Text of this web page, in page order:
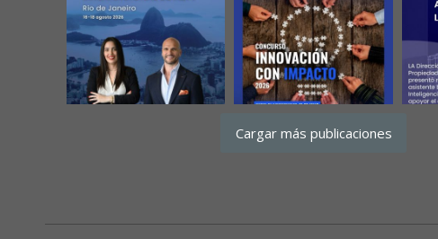
Cargar más publicaciones